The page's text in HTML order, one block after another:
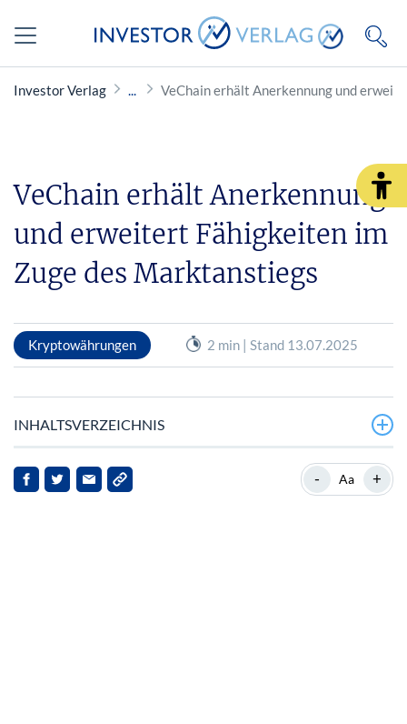
Investor Verlag VeChain erhält Anerkennung und
VeChain erhält Anerkennung
und erweitert Fähigkeiten im
Zuge des Marktanstiegs
Kryptowährungen 2 min | Stand 13.07.2025
INHALTSVERZEICHNIS
VeChain: akademische Anerkennung und
technologische Fortschritte
- Aa +